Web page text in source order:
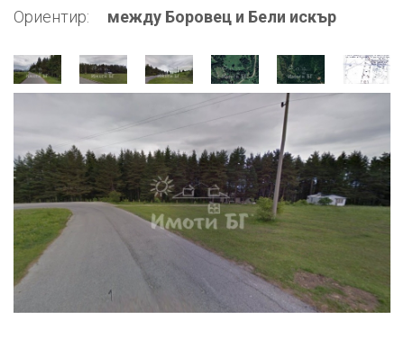
Ориентир:
между Боровец и Бели искър